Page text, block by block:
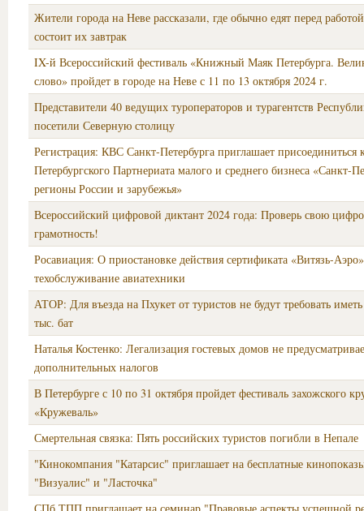
Жители города на Неве рассказали, где обычно едят перед
состоит их завтрак
IX-й Всероссийский фестиваль «Книжный Маяк Петербурга.
слово» пройдет в городе на Неве с 11 по 13 октября 2024 г.
Представители 40 ведущих туроператоров и турагентств
посетили Северную столицу
Регистрация: КВС Санкт-Петербурга приглашает присоединиться
Петербургского Партнериата малого и среднего бизнеса «Санкт-
регионы России и зарубежья»
Всероссийский цифровой диктант 2024 года: Проверь свою
грамотность!
Росавиация: О приостановке действия сертификата «Витязь-
техобслуживание авиатехники
АТОР: Для въезда на Пхукет от туристов не будут требовать
тыс. бат
Наталья Костенко: Легализация гостевых домов не
дополнительных налогов
В Петербурге с 10 по 31 октября пройдет фестиваль захожского
«Кружеваль»
Смертельная связка: Пять российских туристов погибли в Непале
"Кинокомпания "Катарсис" приглашает на бесплатные
"Визуалис" и "Ласточка"